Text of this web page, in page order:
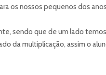
os nossos pequenos dos
sendo que de um lado
da multiplicação, assim o